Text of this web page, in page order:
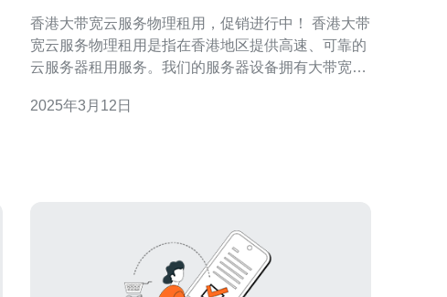
香港大带宽云服务物理租用，促销进行中！ 香港大带
宽云服务物理租用是指在香港地区提供高速、可靠的
云服务器租用服务。我们的服务器设备拥有大带宽，
数据存储。 香港作为亚太地区的互联网枢纽，具有优
2025年3月12日